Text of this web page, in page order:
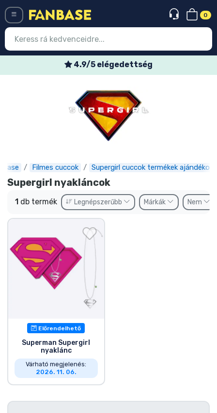
0
4.9/5 elégedettség
Filmes cuccok Supergirl cuccok termékek ajándékok
Supergirl nyakláncok
1 db termék Legnépszerűbb Márkák Nem
Előrendelhető
Superman Supergirl
nyaklánc
Várható megjelenés:
2026. 11. 06.
Legújabb cuccok
Előrendelhető cuccok
Outlet cuccok
Ajándékkártya
Szállítás és fizetés
Sorozatos cuccok
Mesés cuccok
Animés cuccok
Gamer cuccok